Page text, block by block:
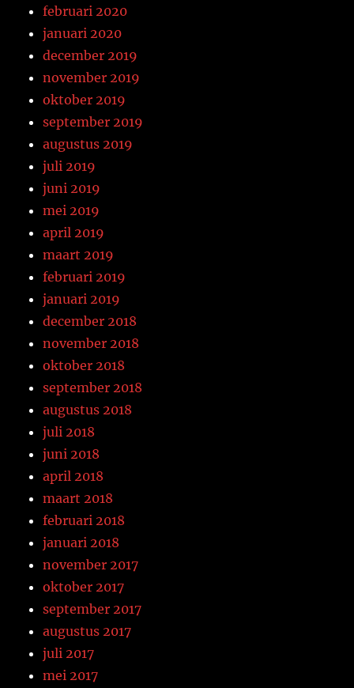
februari 2020
januari 2020
december 2019
november 2019
oktober 2019
september 2019
augustus 2019
juli 2019
juni 2019
mei 2019
april 2019
maart 2019
februari 2019
januari 2019
december 2018
november 2018
oktober 2018
september 2018
augustus 2018
juli 2018
juni 2018
april 2018
maart 2018
februari 2018
januari 2018
november 2017
oktober 2017
september 2017
augustus 2017
juli 2017
mei 2017